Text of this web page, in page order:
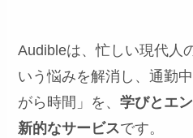
Audibleは、忙しい現代人
いう悩みを解消し、通勤
がら時間」を、学びとエ
新的なサービスです。